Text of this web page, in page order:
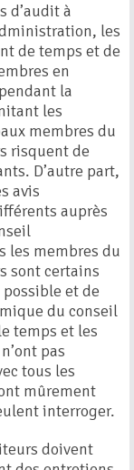
d’audit à
les
de temps et de
en
la
les
membres du
risquent de
D’autre part,
avis
auprès
les membres du
sont certains
et de
du conseil
temps et les
pas
tous les
mûrement
interroger.
doivent